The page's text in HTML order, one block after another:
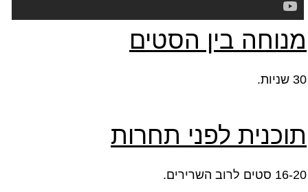
מנוחה בין הסטים
30 שניות.
תוכנית לפני תחרות
16-20 סטים לרוב השרירים.